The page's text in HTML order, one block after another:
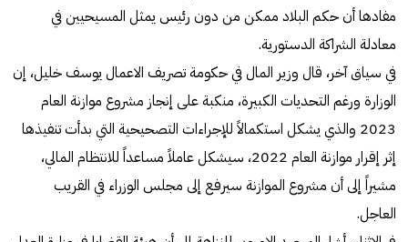
مفادها أن حكم البلاد ممكن من دون رئيس يمثل المسيحيين في
معادلة الشراكة الدستورية.
في سياق آخر، قال وزير المال في حكومة تصريف الاعمال يوسف خليل، إن
الوزارة ورغم التحديات الكبيرة، منكبة على إنجاز مشروع موازنة العام
2023 والذي يشكل استكمالاً للإجراءات التصحيحية التي بدأت تنفيذها
إثر إقرار موازنة العام 2022، سيشكل عاملاً مساعداً للانتظام المالي،
مشيراً إلى أن مشروع الموازنة سيرفع إلى مجلس الوزراء في القريب
العاجل.